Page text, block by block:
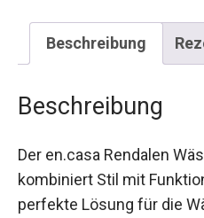
Beschreibung
Beschreibung
Der en.casa Rendalen
kombiniert Stil mit
perfekte Lösung für die